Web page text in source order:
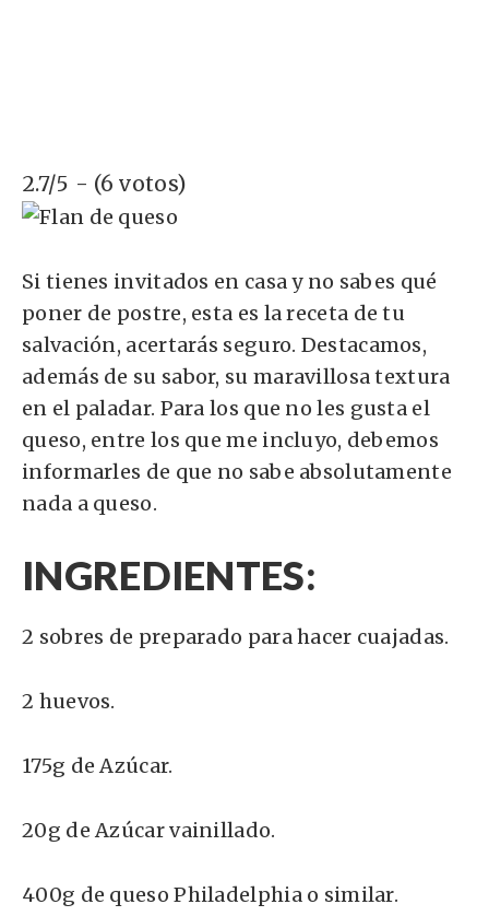
2.7/5 - (6 votos)
Si tienes invitados en casa y no sabes qué
poner de postre, esta es la receta de tu
salvación, acertarás seguro. Destacamos,
además de su sabor, su maravillosa textura
en el paladar. Para los que no les gusta el
queso, entre los que me incluyo, debemos
informarles de que no sabe absolutamente
nada a queso.
INGREDIENTES:
2 sobres de preparado para hacer cuajadas.
2 huevos.
175g de Azúcar.
20g de Azúcar vainillado.
400g de queso Philadelphia o similar.